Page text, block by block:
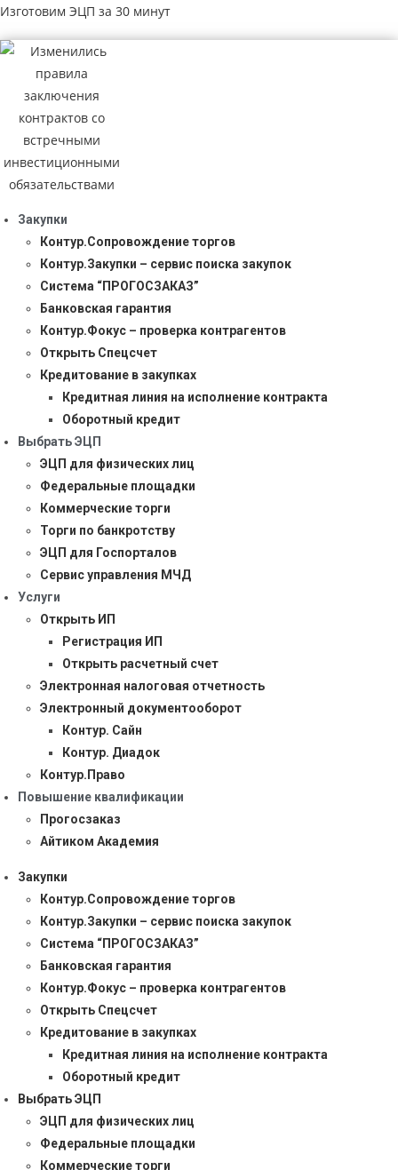
Изготовим ЭЦП за 30 минут
Закупки
Контур.Сопровождение торгов
Контур.Закупки – сервис поиска закупок
Система “ПРОГОСЗАКАЗ”
Банковская гарантия
Контур.Фокус – проверка контрагентов
Открыть Спецсчет
Кредитование в закупках
Кредитная линия на исполнение контракта
Оборотный кредит
Выбрать ЭЦП
ЭЦП для физических лиц
Федеральные площадки
Коммерческие торги
Торги по банкротству
ЭЦП для Госпорталов
Сервис управления МЧД
Услуги
Открыть ИП
Регистрация ИП
Открыть расчетный счет
Электронная налоговая отчетность
Электронный документооборот
Контур. Сайн
Контур. Диадок
Контур.Право
Повышение квалификации
Прогосзаказ
Айтиком Академия
Закупки
Контур.Сопровождение торгов
Контур.Закупки – сервис поиска закупок
Система “ПРОГОСЗАКАЗ”
Банковская гарантия
Контур.Фокус – проверка контрагентов
Открыть Спецсчет
Кредитование в закупках
Кредитная линия на исполнение контракта
Оборотный кредит
Выбрать ЭЦП
ЭЦП для физических лиц
Федеральные площадки
Коммерческие торги